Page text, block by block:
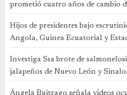
prometió cuatro años de cambio
Hijos de presidentes bajo
Angola, Guinea Ecuatorial y
Investiga Ssa brote de
jalapeños de Nuevo León y
Ángela Buitrago señala videos